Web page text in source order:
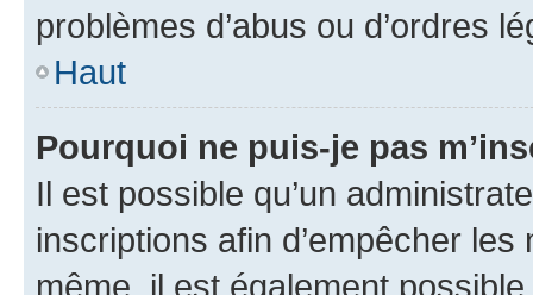
problèmes d’abus ou d’ordres
Haut
Pourquoi ne puis-je pas
Il est possible qu’un
inscriptions afin d’empêcher
même, il est également